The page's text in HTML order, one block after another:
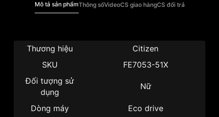
Mô tả sản phẩmThông sốVideoCS giao hàngCS đổi trả
Thương hiệu
Citizen
SKU
FE7053-51X
Đối tượng sử
dụng
Nữ
Dòng máy Eco drive